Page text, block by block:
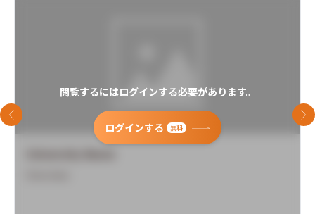
閲覧するにはログインする必要があります。
ログインする 無料
前のスライド 次